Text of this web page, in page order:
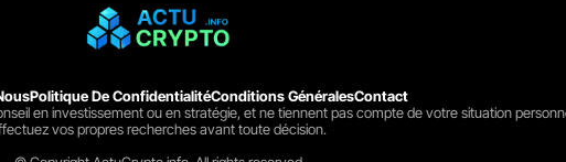
Politique De ConfidentialitéConditions GénéralesContact
en investissement ou en stratégie, et ne tiennent pas compte de votre situation
vos propres recherches avant toute décision.